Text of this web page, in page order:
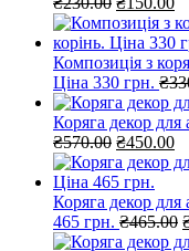
ціна:
₴230.00.
Композиція з
Ціна 330 грн. ₴
Коряга декор для
₴570.00
ціна:
₴570.00.
₴450.00
Коряга декор для
465 грн. ₴465.00